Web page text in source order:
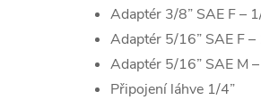
Adaptér 3/8” SAE F –
Adaptér 5/16” SAE F –
Adaptér 5/16” SAE M
Připojení láhve 1/4”